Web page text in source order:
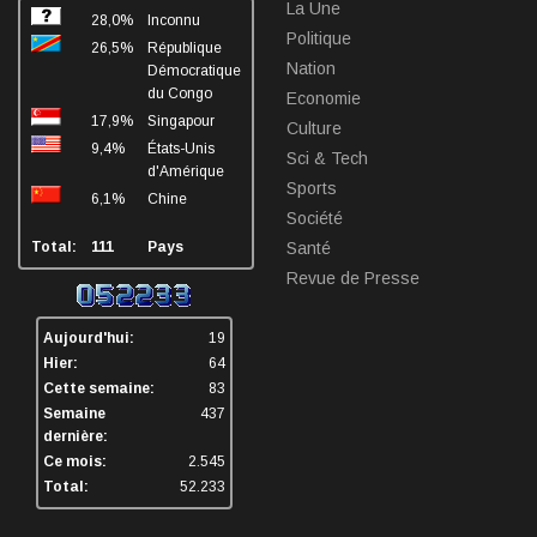
Mai 13, 2026
28,0%
Inconnu
26,5%
République
Démocratique
du Congo
17,9%
Singapour
9,4%
États-Unis
d'Amérique
6,1%
Chine
Total: 111 Pays
Aujourd'hui:
19
Hier:
64
Cette semaine:
83
Semaine
dernière:
437
Ce mois:
2.545
Total:
52.233
La Une
Politique
Nation
Economie
Culture
Sci & Tech
Sports
Société
Santé
Revue de Presse